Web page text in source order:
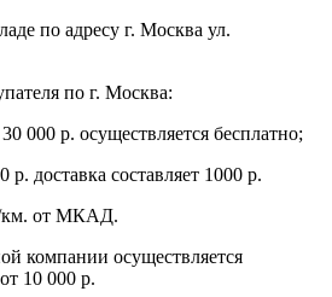
по адресу г. Москва ул.
по г. Москва:
000 р. осуществляется бесплатно;
доставка составляет 1000 р.
км. от МКАД.
компании осуществляется
10 000 р.